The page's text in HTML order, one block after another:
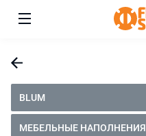
BLUM
МЕБЕЛЬНЫЕ НАПОЛНЕНИЯ